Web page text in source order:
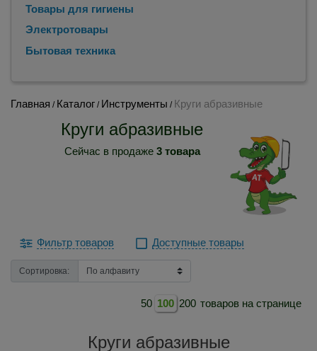
Товары для гигиены
Электротовары
Бытовая техника
Главная / Каталог / Инструменты / Круги абразивные
Круги абразивные
Сейчас в продаже 3 товара
Фильтр товаров Доступные товары
Сортировка:
50 100 200 товаров на странице
Круги абразивные